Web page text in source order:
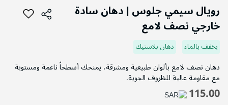
رويال سيمي جلوس | دهان سادة
خارجي نصف لامع
يخفف بالماء دهان بلاستيك
دهان نصف لامع بألوان طبيعية ومشرقة، يمنحك أسطحاً ناعمة ومستوية
مع مقاومة عالية للظروف الجوية.
115.00
بداية
معرض
الصور